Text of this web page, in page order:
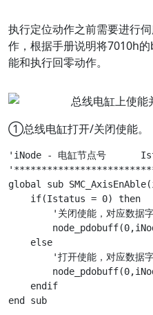
执行定位动作之前需要进行
作，根据手册说明将7010h
能和执行回零动作。
①总线电缸打开/关闭使能。
'iNode - 电缸节点号	Istatus -使能状态 0/1
global sub
if(Istatus = 0) then
'关闭使能，对应数据字
else
'打开使能，对应数据字
endif